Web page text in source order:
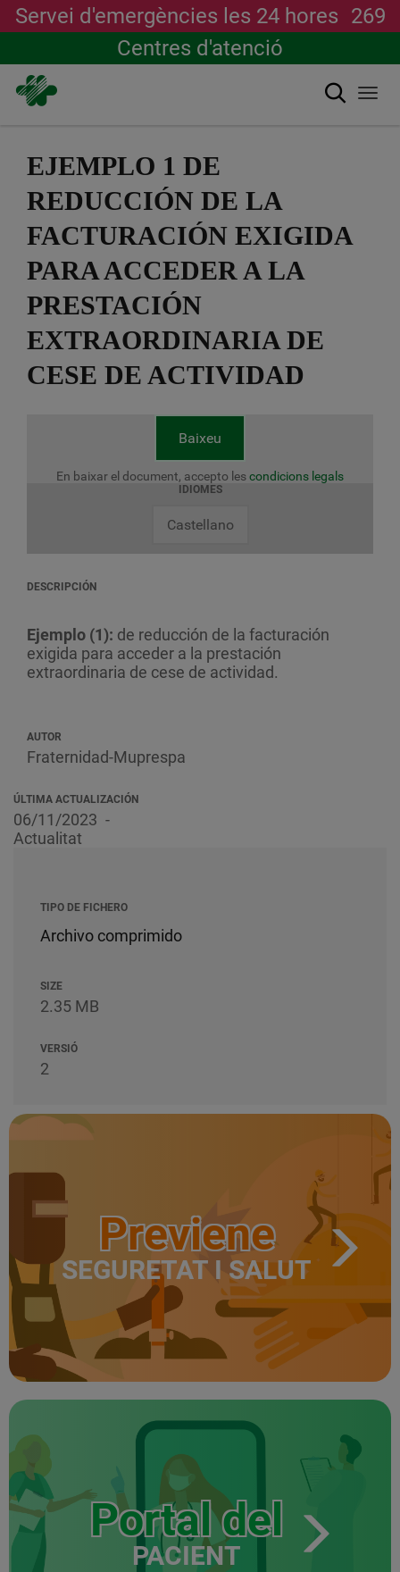
contingut
Servei d'emergències les 24 hores 269
Centres d'atenció
Cerca
EJEMPLO 1 DE
REDUCCIÓN DE LA
FACTURACIÓN EXIGIDA
PARA ACCEDER A LA
PRESTACIÓN
EXTRAORDINARIA DE
CESE DE ACTIVIDAD
Baixeu
En baixar el document, accepto lescondicions legals
IDIOMES
Castellano
DESCRIPCIÓN
Ejemplo (1): de reducción de la facturación
exigida para acceder a la prestación
extraordinaria de cese de actividad.
AUTOR
Fraternidad-Muprespa
ÚLTIMA ACTUALIZACIÓN
06/11/2023
Actualitat
TIPO DE FICHERO
Archivo comprimido
SIZE
2.35 MB
VERSIÓ
2
Previene
SEGURETAT I SALUT
Portal del
PACIENT